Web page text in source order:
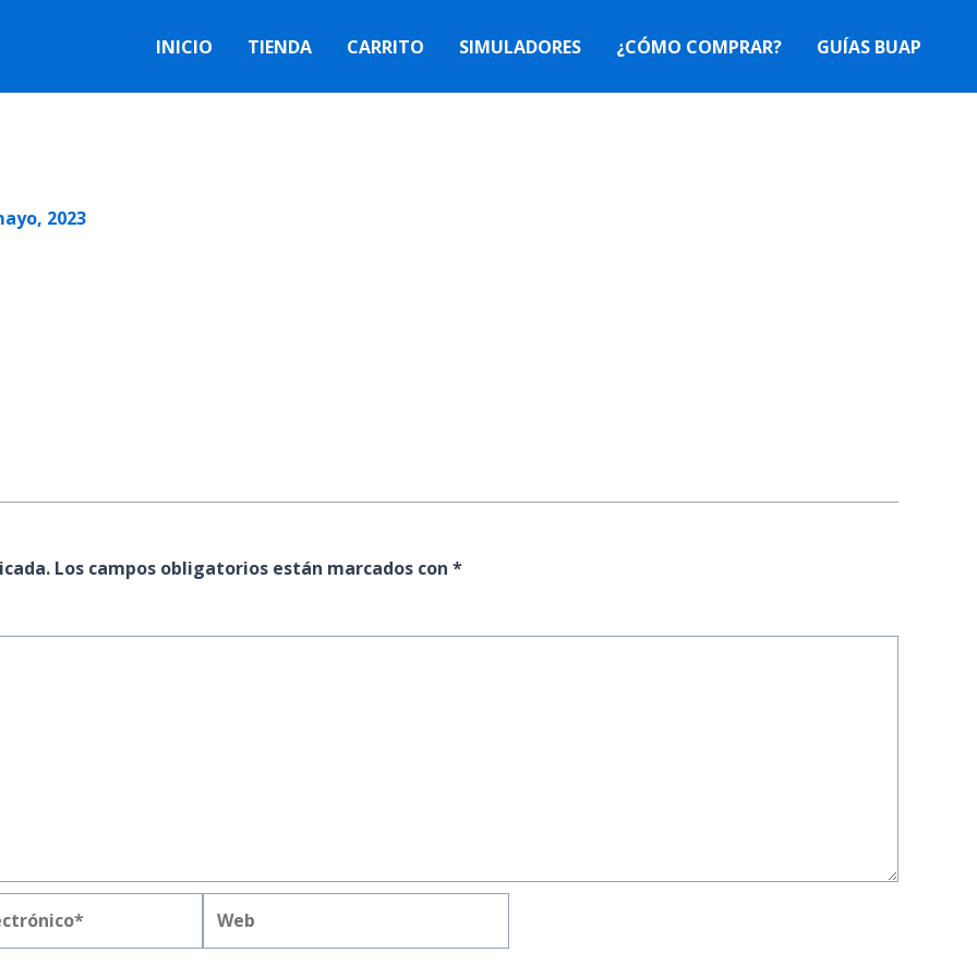
INICIO TIENDA CARRITO SIMULADORES ¿CÓMO COMPRAR? GUÍAS BUAP
2023
Los campos obligatorios están marcados con *